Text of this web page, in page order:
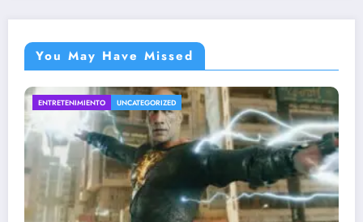
You May Have Missed
INTERESANTE UNCATEGORIZED